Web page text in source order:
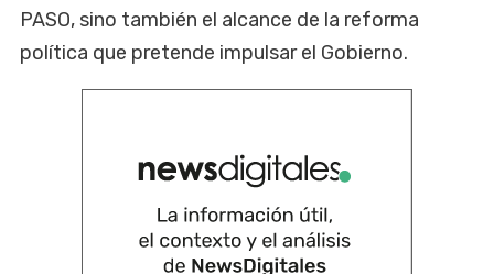
PASO, sino también el alcance de la reforma
política que pretende impulsar el Gobierno.